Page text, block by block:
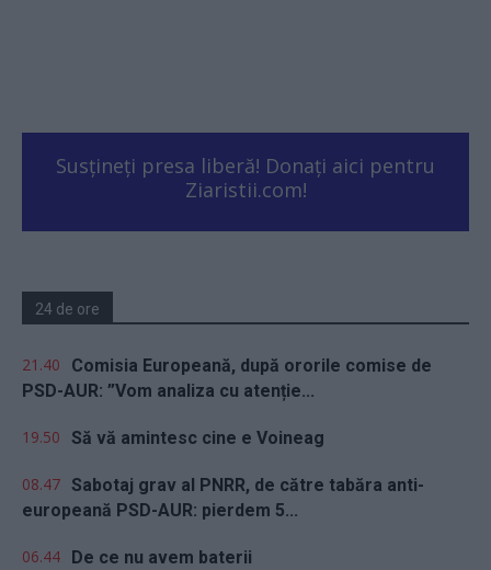
Susțineți presa liberă! Donați aici pentru
Ziaristii.com!
24 de ore
21.40
Comisia Europeană, după ororile comise de
PSD-AUR: ”Vom analiza cu atenție...
19.50 Să vă amintesc cine e Voineag
08.47 Sabotaj grav al PNRR, de către tabăra anti-
europeană PSD-AUR: pierdem 5...
06.44 De ce nu avem baterii